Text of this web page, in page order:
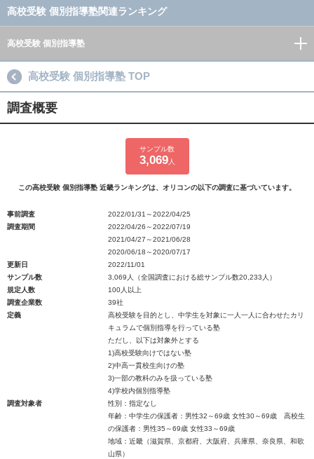
高校受験 個別指導塾関連ランキング
高校受験 個別指導塾
高校受験 個別指導塾 TOP
調査概要
サンプル数
3,069人
この高校受験 個別指導塾 近畿ランキングは、オリコンの以下の調査に基づいています。
事前調査
2022/01/31～2022/04/25
調査期間
2022/04/26～2022/07/19
2021/04/27～2021/06/28
2020/06/18～2020/07/17
更新日
2022/11/01
サンプル数
3,069人（全国調査における総サンプル数20,233人）
規定人数
100人以上
調査企業数
39社
定義
高校受験を目的とし、中学生を対象に一人一人に合わせたカリ
キュラムで個別指導を行っている塾
ただし、以下は対象外とする
1)高校受験向けではない塾
2)中高一貫校生向けの塾
3)一部の教科のみを扱っている塾
4)学校内個別指導塾
調査対象者
性別：指定なし
年齢：中学生の保護者：男性32～69歳 女性30～69歳 高校生
の保護者：男性35～69歳 女性33～69歳
地域：近畿（滋賀県、京都府、大阪府、兵庫県、奈良県、和歌
山県）